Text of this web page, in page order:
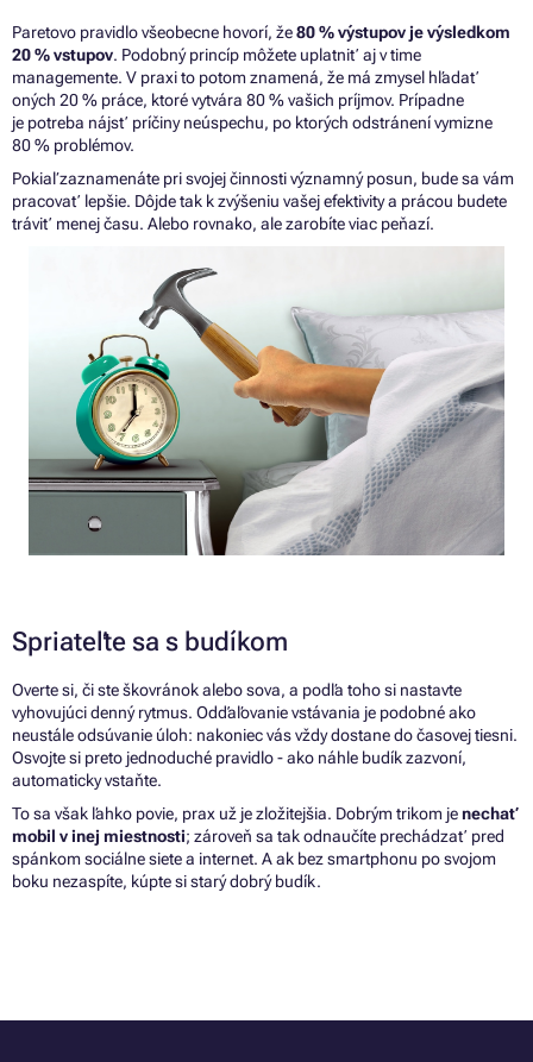
Paretovo pravidlo všeobecne hovorí, že80 % výstupov je výsledkom
20 % vstupov. Podobný princíp môžete uplatniť aj v time
managemente. V praxi to potom znamená, že má zmysel hľadať
oných 20 % práce, ktoré vytvára 80 % vašich príjmov. Prípadne
je potreba nájsť príčiny neúspechu, po ktorých odstránení vymizne
80 % problémov.
Pokiaľ zaznamenáte pri svojej činnosti významný posun, budesa vám
pracovať lepšie. Dôjde tak kzvýšeniu vašej efektivitya prácou budete
tráviť menej času. Alebo rovnako, ale zarobíte viac peňazí.
Spriateľte sa s budíkom
Overte si, či ste škovránok alebo sova, a podľa toho si nastavte
vyhovujúci denný rytmus. Odďaľovanie vstávania je podobné ako
neustále odsúvanie úloh: nakoniec vás vždy dostane do časovej tiesni.
Osvojte si preto jednoduché pravidlo - ako náhle budík zazvoní,
automaticky vstaňte.
Tosa však ľahko povie, prax už je zložitejšia. Dobrým trikom jenechať
mobil vinej miestnosti; zároveň sa tak odnaučíte prechádzať pred
spánkom sociálne sietea internet. Aak bez smartphonu posvojom
boku nezaspíte, kúptesistarý dobrý budík.